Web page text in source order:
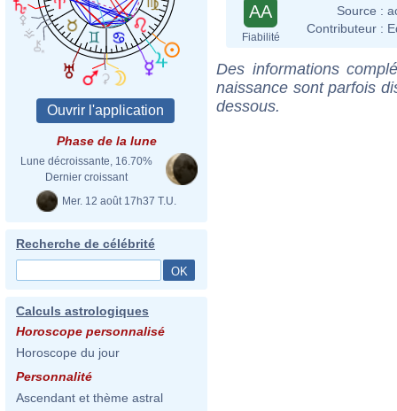
Phase de la lune
Lune décroissante, 16.70%
Dernier croissant
Mer. 12 août 17h37 T.U.
Recherche de célébrité
Calculs astrologiques
Horoscope personnalisé
Horoscope du jour
Personnalité
Ascendant et thème astral
AA
Fiabilité
Source :
Contributeur :
Des informations
naissance sont parfois
dessous.